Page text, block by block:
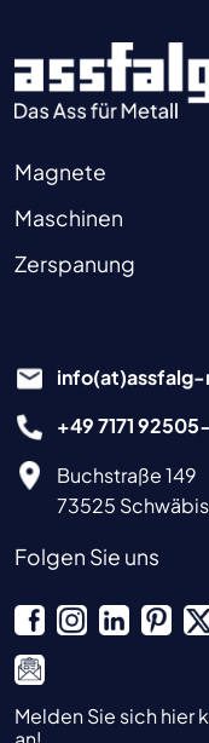
Magnete
Maschinen
Zerspanung
+49 7171
Buchstraße 149
73525
Folgen Sie uns
Melden Sie sich hier